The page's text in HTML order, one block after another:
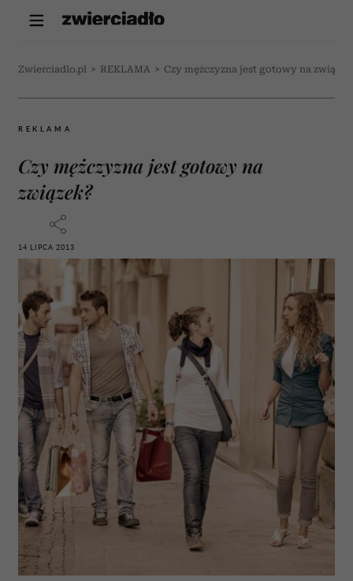
Zwierciadlo.pl > REKLAMA > Czy mężczyzna jest gotowy na
REKLAMA
Czy mężczyzna jest gotowy na
związek?
14 LIPCA 2013